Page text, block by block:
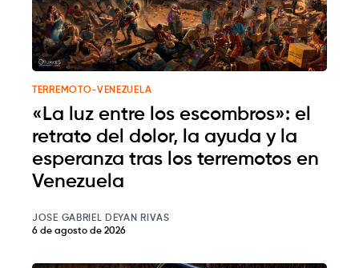
TERREMOTO-VENEZUELA
«La luz entre los escombros»: el
retrato del dolor, la ayuda y la
esperanza tras los terremotos en
Venezuela
JOSE GABRIEL DEYAN RIVAS
6 de agosto de 2026